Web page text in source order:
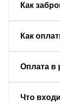
Как
Как
Оплата в
Что